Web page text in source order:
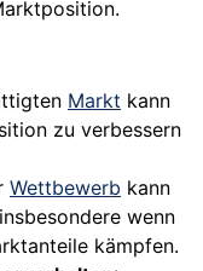
Markt kann
zu verbessern
Wettbewerb kann
wenn
kämpfen.